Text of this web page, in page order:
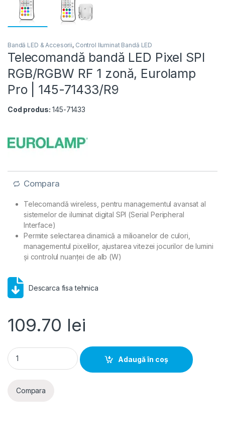
Bandă LED & Accesorii, Control Iluminat Bandă LED
Telecomandă bandă LED Pixel SPI
RGB/RGBW RF 1 zonă, Eurolamp
Pro | 145-71433/R9
Cod produs: 145-71433
Compara
Telecomandă wireless, pentru managementul avansat al
sistemelor de iluminat digital SPI (Serial Peripheral
Interface)
Permite selectarea dinamică a milioanelor de culori,
managementul pixelilor, ajustarea vitezei jocurilor de lumini
și controlul nuanței de alb (W)
Descarca fisa tehnica
109.70 lei
Telecomandă bandă LED Pixel SPI RGB/RGBW RF 1 zonă,
Adaugă în coș
Compara